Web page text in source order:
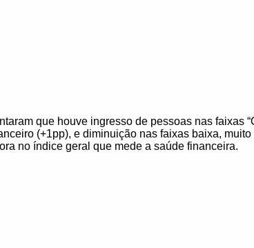
que houve ingresso de pessoas nas faixas
(+1pp), e diminuição nas faixas baixa,
no índice geral que mede a saúde financeira.